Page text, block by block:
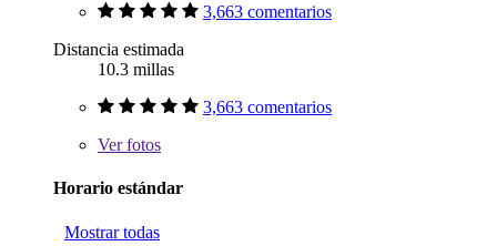
3,663 comentarios
Distancia estimada
10.3 millas
3,663 comentarios
Verfotos
Horario estándar
Mostrar todas